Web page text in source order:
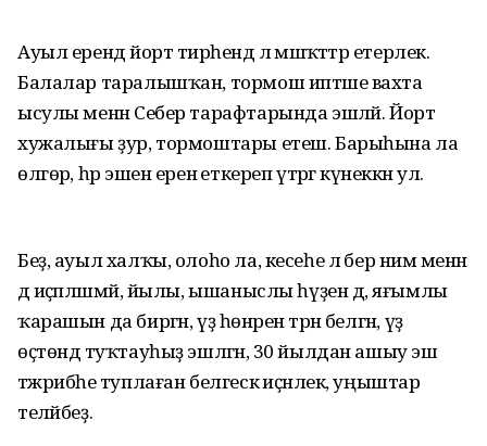
Ауыл ерендә йорт тирәһендә лә мәшәҡәттәр етерлек.
Балалар таралышҡан, тормош иптәше вахта
ысулы менән Себер тарафтарында эшләй. Йорт
хужалығы ҙур, тормоштары етеш. Барыһына ла
өлгөрә, һәр эшен еренә еткереп үтәргә күнеккән ул.
Беҙ, ауыл халҡы, олоһо ла, кесеһе лә бер нимә менән
дә иҫәпләшмәй, йылы, ышаныслы һүҙен дә, яғымлы
ҡарашын да биргән, үҙ һөнәрен тәрән белгән, үҙ
өҫтөндә туҡтауһыҙ эшләгән, 30 йылдан ашыу эш
тәжрибәһе туплаған белгескә иҫәнлек, уңыштар
теләйбеҙ.